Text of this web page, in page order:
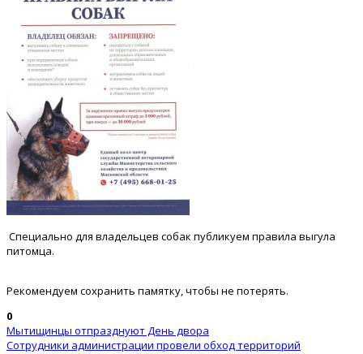
Специально для владельцев собак публикуем правила выгула
питомца.
Рекомендуем сохранить памятку, чтобы не потерять.
0
Мытищинцы отпразднуют День двора
Сотрудники администрации провели обход территорий